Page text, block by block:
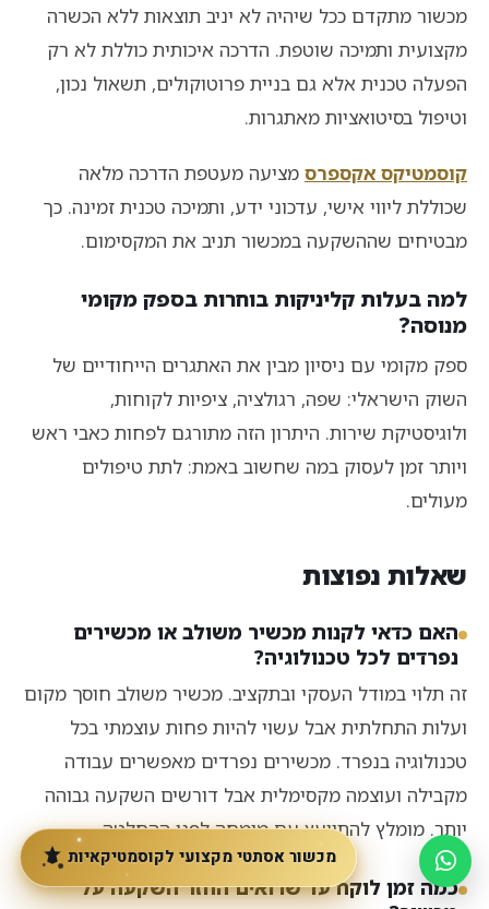
מכשור מתקדם ככל שיהיה לא יניב תוצאות ללא הכשרה
מקצועית ותמיכה שוטפת. הדרכה איכותית כוללת לא רק
הפעלה טכנית אלא גם בניית פרוטוקולים, תשאול נכון,
וטיפול בסיטואציות מאתגרות.
קוסמטיקס אקספרס מציעה מעטפת הדרכה מלאה
שכוללת ליווי אישי, עדכוני ידע, ותמיכה טכנית זמינה. כך
מבטיחים שההשקעה במכשור תניב את המקסימום.
למה בעלות קליניקות בוחרות בספק מקומי
מנוסה?
ספק מקומי עם ניסיון מבין את האתגרים הייחודיים של
השוק הישראלי: שפה, רגולציה, ציפיות לקוחות,
ולוגיסטיקת שירות. היתרון הזה מתורגם לפחות כאבי ראש
ויותר זמן לעסוק במה שחשוב באמת: לתת טיפולים
מעולים.
שאלות נפוצות
האם כדאי לקנות מכשיר משולב או מכשירים
נפרדים לכל טכנולוגיה?
זה תלוי במודל העסקי ובתקציב. מכשיר משולב חוסך מקום
ועלות התחלתית אבל עשוי להיות פחות עוצמתי בכל
טכנולוגיה בנפרד. מכשירים נפרדים מאפשרים עבודה
מקבילה ועוצמה מקסימלית אבל דורשים השקעה גבוהה
יותר. מומלץ להתייעץ עם מומחה לפני ההחלטה.
כמה זמן לוקח עד שרואים החזר השקעה על
מכשור אסתטי מקצועי לקוסמטיקאיות